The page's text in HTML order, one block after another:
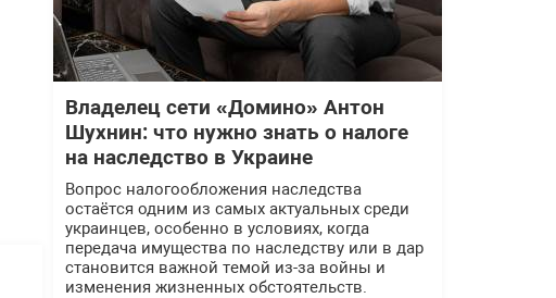
Владелец сети «Домино» Антон
Шухнин: что нужно знать о налоге
на наследство в Украине
Вопрос налогообложения наследства
остаётся одним из самых актуальных среди
украинцев, особенно в условиях, когда
передача имущества по наследству или в дар
становится важной темой из-за войны и
изменения жизненных обстоятельств.